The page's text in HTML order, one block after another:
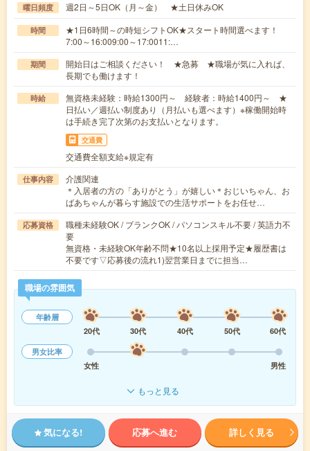
曜日頻度 週2日～5日OK（月～金） ★土日休みOK
時間
★1日6時間～の時短シフトOK★スタート時間選べます！
7:00～16:009:00～17:0011:…
期間
開始日はご相談ください！ ★急募 ★職場が気に入れば、
長期でも働けます！
時給
無資格未経験：時給1300円～ 経験者：時給1400円～ ★
日払い／週払い制度あり（月払いも選べます）※稼働開始時
は手続き完了次第のお支払いとなります。
交通費
交通費全額支給※規定有
仕事内容
介護関連
＊入居者の方の「ありがとう」が嬉しい＊おじいちゃん、お
ばあちゃんが暮らす施設での生活サポートをお任せ…
応募資格
職種未経験OK / ブランクOK / パソコンスキル不要 / 英語力不
要
無資格・未経験OK年齢不問★10名以上採用予定★履歴書は
不要です▽応募後の流れ1)翌営業日までに担当…
職場の雰囲気
年齢層
20代
30代 40代 50代
60代
男女比率
女性
男性
もっと見る
気になる! 応募へ進む 詳しく見る